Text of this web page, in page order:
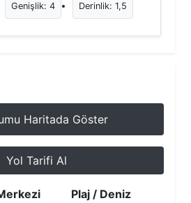
Genişlik: 4 Derinlik: 1,5
Haritada Göster
Yol Tarifi Al
Plaj / Deniz